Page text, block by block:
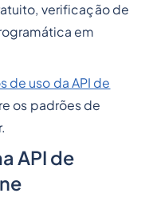
verificação de
em
de uso da API de
os padrões de
API de